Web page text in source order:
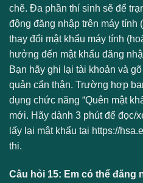
chẽ. Đa phần thí sinh sẽ để
động đăng nhập trên máy tính
thay đổi mật khẩu máy tính
hưởng đến mật khẩu đăng
Bạn hãy ghi lại tài khoản và
quản cẩn thận. Trường hợp
dụng chức năng “Quên mật
mới. Hãy dành 3 phút để đọc/
lấy lại mật khẩu tại https://
thi.
Câu hỏi 15: Em có thể đăng